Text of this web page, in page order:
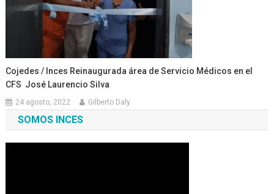
Cojedes / Inces Reinaugurada área de Servicio Médicos en el
CFS José Laurencio Silva
24 agosto, 2022 Gilberto Daly
SOMOS INCES